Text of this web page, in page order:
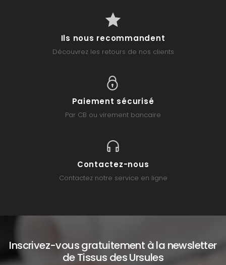
Ils nous recommandent
Découvrez les retours de nos clients
Paiement sécurisé
Par CB ou virement bancaire
Contactez-nous
Contactez notre service en ligne
Inscrivez-vous gratuitement à la newsletter
de Tissus des Ursules